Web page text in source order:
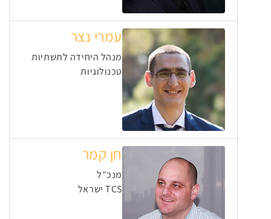
עמרי נצר
מנהל היחידה לתשתיות
טכנולוגיות
חן קמר
מנכ”ל
TCS ישראל